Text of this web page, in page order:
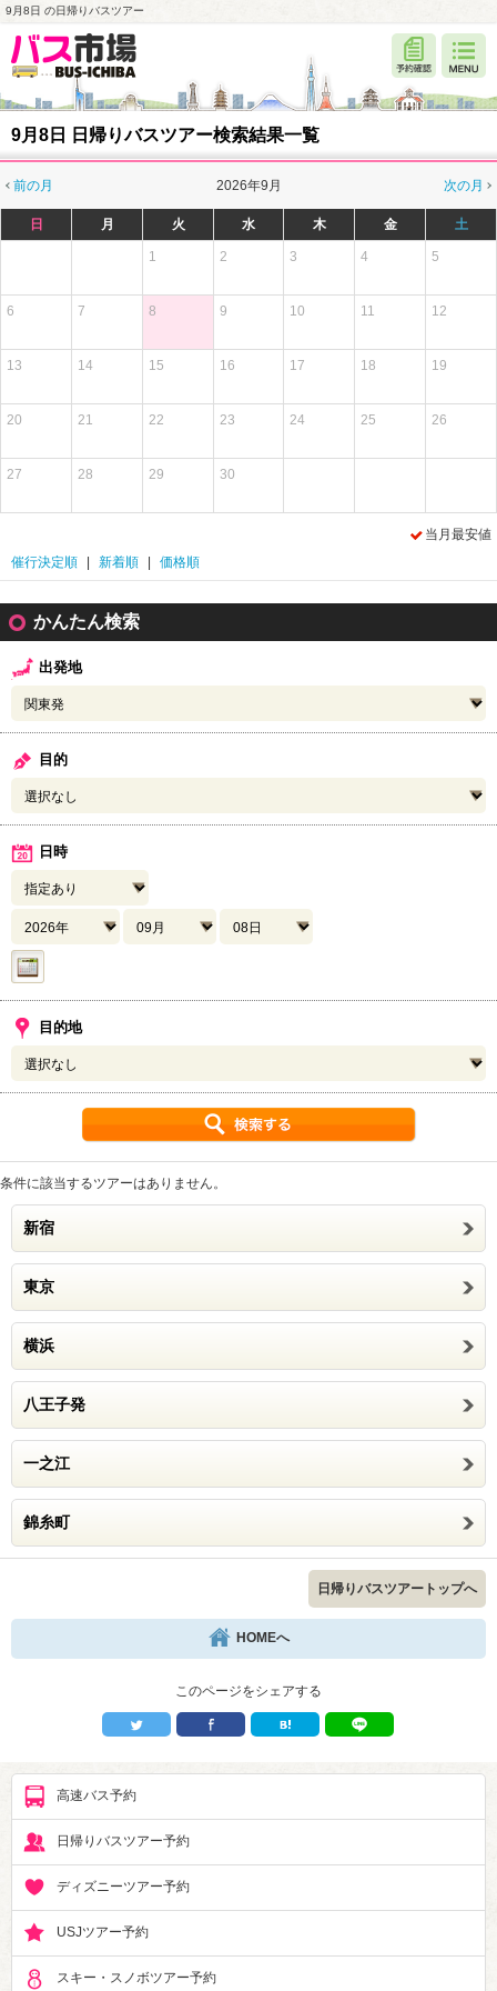
9月8日 の日帰りバスツアー
9月8日 日帰りバスツアー検索結果一覧
前の月 次の月
2026年9月
日 月 火 水 木 金 土
1 2 3 4 5
6 7 8 9 10 11 12
13 14 15 16 17 18 19
20 21 22 23 24 25 26
27 28 29 30
当月最安値
催行決定順
新着順 価格順
かんたん検索
出発地
目的
日時
目的地
条件に該当するツアーはありません。
新宿
東京
横浜
八王子発
一之江
錦糸町
日帰りバスツアートップへ
HOMEへ
このページをシェアする
高速バス予約
日帰りバスツアー予約
ディズニーツアー予約
USJツアー予約
スキー・スノボツアー予約